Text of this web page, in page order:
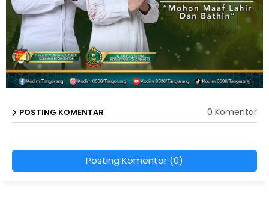
POSTING KOMENTAR 0 Komentar
Posting Komentar (0)